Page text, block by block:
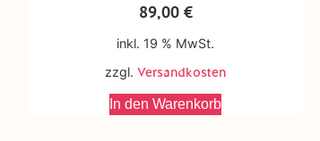
89,00 €
inkl. 19 % MwSt.
zzgl. Versandkosten
In den Warenkorb